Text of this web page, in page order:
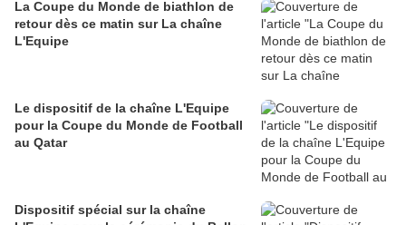
La Coupe du Monde de biathlon de
retour dès ce matin sur La chaîne
L'Equipe
Le dispositif de la chaîne L'Equipe
pour la Coupe du Monde de Football
au Qatar
Dispositif spécial sur la chaîne